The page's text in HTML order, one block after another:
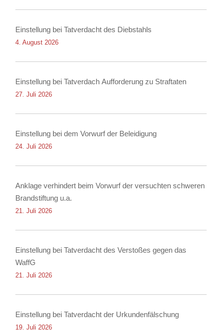
Einstellung bei Tatverdacht des Diebstahls
4. August 2026
Einstellung bei Tatverdach Aufforderung zu Straftaten
27. Juli 2026
Einstellung bei dem Vorwurf der Beleidigung
24. Juli 2026
Anklage verhindert beim Vorwurf der versuchten schweren
Brandstiftung u.a.
21. Juli 2026
Einstellung bei Tatverdacht des Verstoßes gegen das
WaffG
21. Juli 2026
Einstellung bei Tatverdacht der Urkundenfälschung
19. Juli 2026